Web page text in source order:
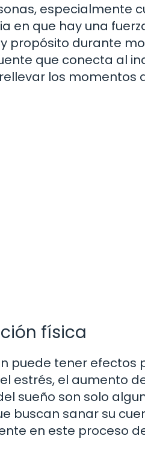
especialmente
en que hay una
propósito durante
que conecta al
los momentos
física
puede tener efectos
estrés, el aumento
sueño son solo
buscan sanar su
en este proceso